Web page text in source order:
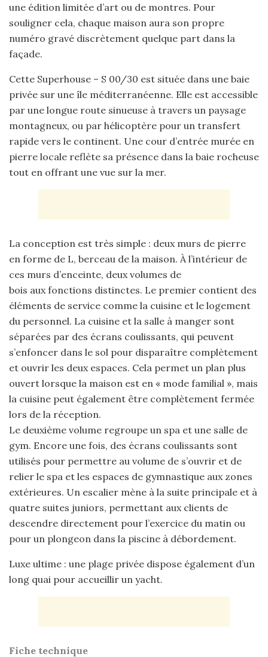
une édition limitée d’art ou de montres. Pour
souligner cela, chaque maison aura son propre
numéro gravé discrètement quelque part dans la
façade.
Cette Superhouse – S 00/30 est située dans une baie
privée sur une île méditerranéenne. Elle est accessible
par une longue route sinueuse à travers un paysage
montagneux, ou par hélicoptère pour un transfert
rapide vers le continent. Une cour d’entrée murée en
pierre locale reflète sa présence dans la baie rocheuse
tout en offrant une vue sur la mer.
La conception est très simple : deux murs de pierre
en forme de L, berceau de la maison. À l’intérieur de
ces murs d’enceinte, deux volumes de
bois aux fonctions distinctes. Le premier contient des
éléments de service comme la cuisine et le logement
du personnel. La cuisine et la salle à manger sont
séparées par des écrans coulissants, qui peuvent
s’enfoncer dans le sol pour disparaître complètement
et ouvrir les deux espaces. Cela permet un plan plus
ouvert lorsque la maison est en « mode familial », mais
la cuisine peut également être complètement fermée
lors de la réception.
Le deuxième volume regroupe un spa et une salle de
gym. Encore une fois, des écrans coulissants sont
utilisés pour permettre au volume de s’ouvrir et de
relier le spa et les espaces de gymnastique aux zones
extérieures. Un escalier mène à la suite principale et à
quatre suites juniors, permettant aux clients de
descendre directement pour l’exercice du matin ou
pour un plongeon dans la piscine à débordement.
Luxe ultime : une plage privée dispose également d’un
long quai pour accueillir un yacht.
Fiche technique